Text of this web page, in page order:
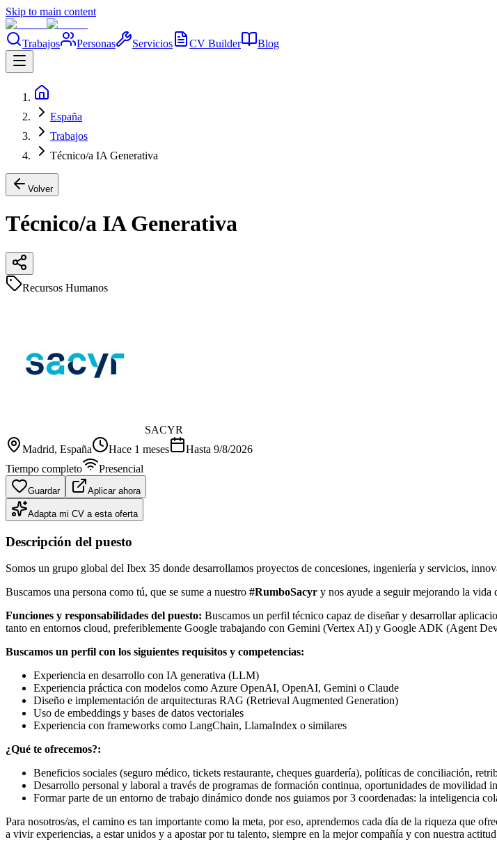
Skip to main content
Trabajos Personas Servicios CV Builder Blog
España
Trabajos
Técnico/a IA Generativa
Volver
Técnico/a IA Generativa
Recursos Humanos
SACYR
Madrid, España Hace 1 meses Hasta 9/8/2026
Tiempo completo
Presencial
Guardar Aplicar ahora
Adapta mi CV a esta oferta
Descripción del puesto
Somos un grupo global del Ibex 35 donde desarrollamos proyectos de concesiones, ingeniería y servicios,
Buscamos una persona como tú, que se sume a nuestro #RumboSacyr y nos ayude a seguir mejorando la vida
Funciones y responsabilidades del puesto: Buscamos un perfil técnico capaz de diseñar y desarrollar
tanto en entornos cloud, preferiblemente Google trabajando con Gemini (Vertex AI) y Google ADK (Agent
Buscamos un perfil con los siguientes requisitos y competencias:
Experiencia en desarrollo con IA generativa (LLM)
Experiencia práctica con modelos como Azure OpenAI, OpenAI, Gemini o Claude
Diseño e implementación de arquitecturas RAG (Retrieval Augmented Generation)
Uso de embeddings y bases de datos vectoriales
Experiencia con frameworks como LangChain, LlamaIndex o similares
¿Qué te ofrecemos?:
Beneficios sociales (seguro médico, tickets restaurante, cheques guardería), políticas de conciliación,
Desarrollo personal y laboral a través de programas de formación continua, oportunidades de movilidad
Formar parte de un entorno de trabajo dinámico donde nos guiamos por 3 coordenadas: la inteligencia
Para nosotros/as, el camino es tan importante como la meta, por eso, aprendemos cada día de la riqueza que
a vivir experiencias, a estar unidos y a apostar por tu talento, siempre en la mejor compañía y con nuestra